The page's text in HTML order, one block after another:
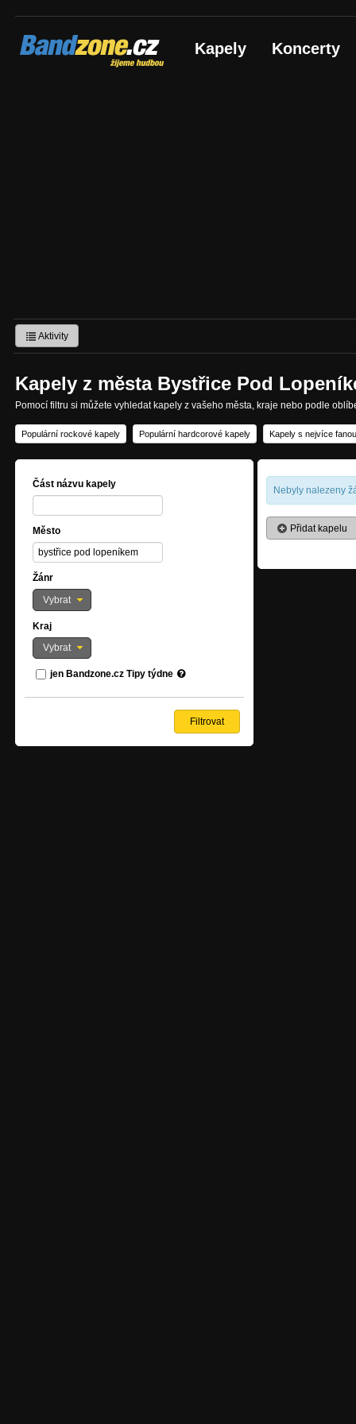
Bandzone.cz
žijeme hudbou Kapely Koncerty
Aktivity
Kapely z města Bystřice Pod
Pomocí filtru si můžete vyhledat kapely z vašeho města, kraje nebo podle
Populární rockové kapely Populární hardcorové kapely Kapely s nejvíce
Část názvu kapely
Město
Žánr
Vybrat
Kraj
Vybrat
jen Bandzone.cz Tipy týdne
Nebyly nalezeny
Přidat kapelu